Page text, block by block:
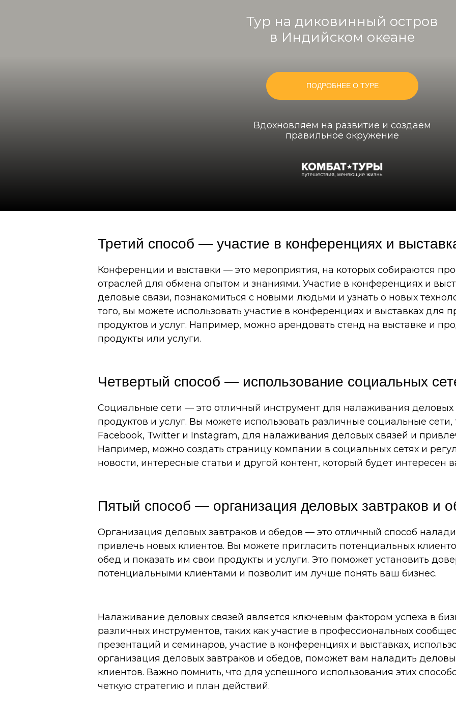
Тур на диковинный остров
в Индийском океане
Вдохновляем на развитие и создаём
правильное окружение
ПОДРОБНЕЕ О ТУРЕ
Третий способ — участие в конференциях и
Конференции и выставки — это мероприятия, на которых собираются
отраслей для обмена опытом и знаниями. Участие в конференциях и
деловые связи, познакомиться с новыми людьми и узнать о новых
того, вы можете использовать участие в конференциях и выставках для
продуктов и услуг. Например, можно арендовать стенд на выставке и
продукты или услуги.
Четвертый способ — использование социальных
Социальные сети — это отличный инструмент для налаживания
продуктов и услуг. Вы можете использовать различные социальные сети,
Facebook, Twitter и Instagram, для налаживания деловых связей и
Например, можно создать страницу компании в социальных сетях и
новости, интересные статьи и другой контент, который будет
Пятый способ — организация деловых завтраков и
Организация деловых завтраков и обедов — это отличный способ
привлечь новых клиентов. Вы можете пригласить потенциальных
обед и показать им свои продукты и услуги. Это поможет установить
потенциальными клиентами и позволит им лучше понять ваш бизнес.
Налаживание деловых связей является ключевым фактором успеха в
различных инструментов, таких как участие в профессиональных
презентаций и семинаров, участие в конференциях и выставках,
организация деловых завтраков и обедов, поможет вам наладить
клиентов. Важно помнить, что для успешного использования этих
четкую стратегию и план действий.